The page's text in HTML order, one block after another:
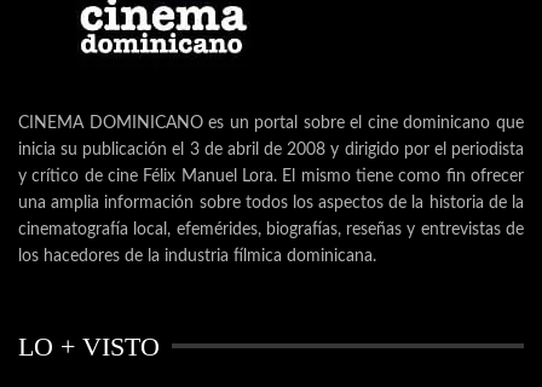
CINEMA DOMINICANO es un portal sobre el cine dominicano que
inicia su publicación el 3 de abril de 2008 y dirigido por el periodista
y crítico de cine Félix Manuel Lora. El mismo tiene como fin ofrecer
una amplia información sobre todos los aspectos de la historia de la
cinematografía local, efemérides, biografías, reseñas y entrevistas de
los hacedores de la industria fílmica dominicana.
LO + VISTO